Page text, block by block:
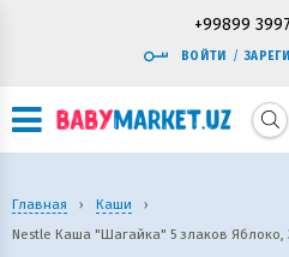
+99899
ВОЙТИ /
Главная › Каши
›
Nestle Каша "Шагайка" 5 злаков Яблоко,